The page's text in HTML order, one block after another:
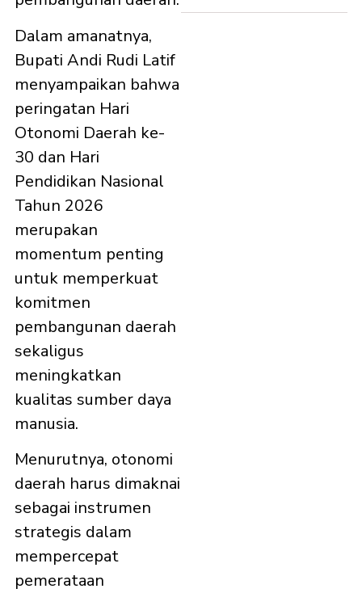
Dalam amanatnya,
Bupati Andi Rudi Latif
menyampaikan bahwa
peringatan Hari
Otonomi Daerah ke-
30 dan Hari
Pendidikan Nasional
Tahun 2026
merupakan
momentum penting
untuk memperkuat
komitmen
pembangunan daerah
sekaligus
meningkatkan
kualitas sumber daya
manusia.
Menurutnya, otonomi
daerah harus dimaknai
sebagai instrumen
strategis dalam
mempercepat
pemerataan